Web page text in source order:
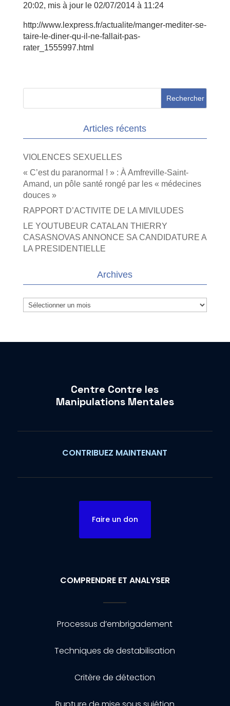
20:02, mis à jour le 02/07/2014 à 11:24
http://www.lexpress.fr/actualite/manger-mediter-se-
taire-le-diner-qu-il-ne-fallait-pas-
rater_1555997.html
Articles récents
VIOLENCES SEXUELLES
« C’est du paranormal ! » : À Amfreville-Saint-
Amand, un pôle santé rongé par les « médecines
douces »
RAPPORT D’ACTIVITE DE LA MIVILUDES
LE YOUTUBEUR CATALAN THIERRY
CASASNOVAS ANNONCE SA CANDIDATURE A
LA PRESIDENTIELLE
Archives
Archives
Centre Contre les
Manipulations Mentales
CONTRIBUEZ MAINTENANT
Faire un don
COMPRENDRE ET ANALYSER
Processus d’embrigadement
Techniques de destabilisation
Critère de détection